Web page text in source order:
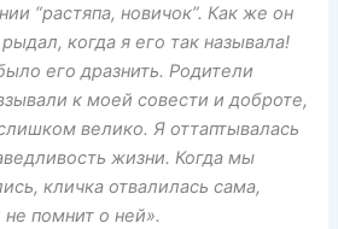
“растяпа, новичок”. Как же он
когда я его так называла!
его дразнить. Родители
к моей совести и доброте,
велико. Я оттаптывалась
жизни. Когда мы
кличка отвалилась сама,
помнит о ней».